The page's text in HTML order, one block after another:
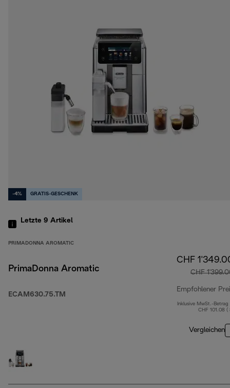
-4% GRATIS-GESCHENK
Letzte 9 Artikel
PRIMADONNA AROMATIC
PrimaDonna Aromatic
ECAM630.75.TM
CHF
CHF
Empfohlener
Inklusive MwSt.-Betrag
CHF 101.08 (
Vergleichen